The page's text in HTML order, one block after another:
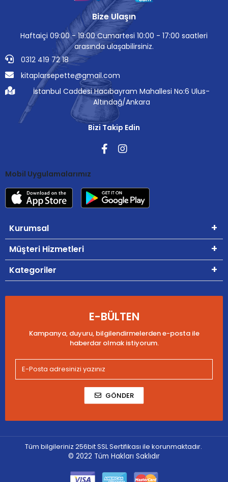
Bize Ulaşın
Haftaiçi 09:00 - 19:00 Cumartesi 10:00 - 17:00 saatleri
arasında ulaşabilirsiniz.
0312 419 72 18
kitaplarsepette@gmail.com
İstanbul Caddesi Hacıbayram Mahallesi No:6 Ulus-
Altındağ/Ankara
Bizi Takip Edin
Mobil Uygulamalarımız
Kurumsal
Müşteri Hizmetleri
Kategoriler
E-BÜLTEN
Kampanya, duyuru, bilgilendirmelerden e-posta ile
haberdar olmak istiyorum.
GÖNDER
Tüm bilgileriniz 256bit SSL Sertifikası ile korunmaktadır.
© 2022 Tüm Hakları Saklıdır